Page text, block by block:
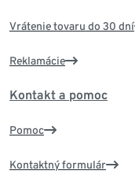
Vrátenie tovaru do 30 dní
Reklamácie
Kontakt a pomoc
Pomoc
Kontaktný formulár